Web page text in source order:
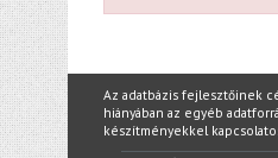
Az adatbázis fejlesztőinek
hiányában az egyéb
készítményekkel